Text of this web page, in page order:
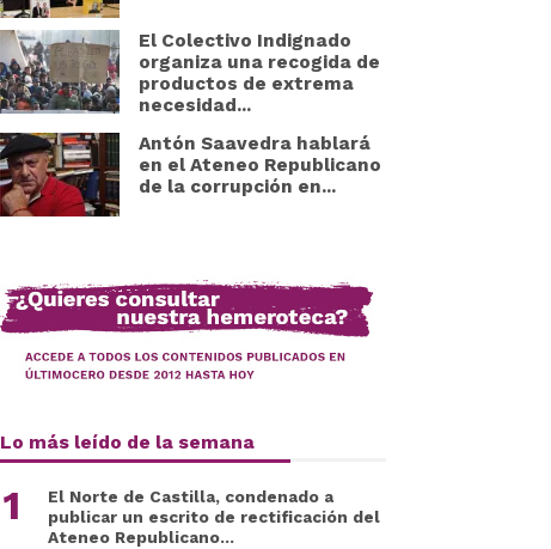
El Colectivo Indignado
organiza una recogida de
productos de extrema
necesidad...
Antón Saavedra hablará
en el Ateneo Republicano
de la corrupción en...
Lo más leído de la semana
El Norte de Castilla, condenado a
publicar un escrito de rectificación del
Ateneo Republicano...